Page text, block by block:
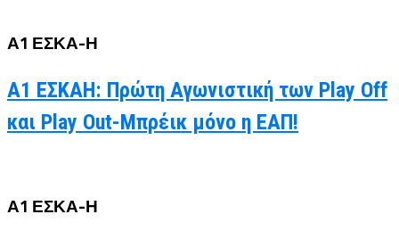
Α1 ΕΣΚΑ-Η
Α1 ΕΣΚΑΗ: Πρώτη Αγωνιστική των Play Off
και Play Out-Μπρέικ μόνο η ΕΑΠ!
Α1 ΕΣΚΑ-Η